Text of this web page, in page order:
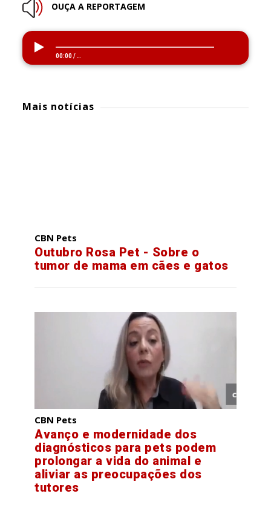
OUÇA A REPORTAGEM
00:00/ …
Mais notícias
CBN Pets
Outubro Rosa Pet - Sobre o
tumor de mama em cães e gatos
CBN Pets
Avanço e modernidade dos
diagnósticos para pets podem
prolongar a vida do animal e
aliviar as preocupações dos
tutores